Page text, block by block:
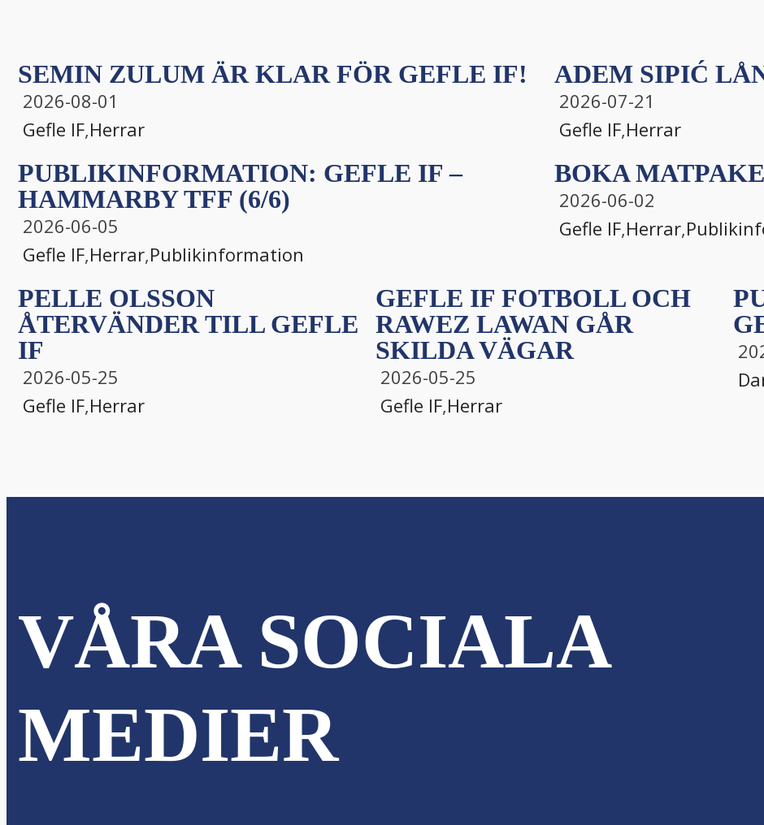
SEMIN ZULUM ÄR KLAR FÖR GEFLE IF!
2026-08-01
Gefle IF,Herrar
ADEM SIPIĆ
2026-07-21
Gefle IF,Herrar
PUBLIKINFORMATION: GEFLE IF –
HAMMARBY TFF (6/6)
2026-06-05
Gefle IF,Herrar,Publikinformation
BOKA
2026-06-02
Gefle IF,Herrar,
PELLE OLSSON
ÅTERVÄNDER TILL GEFLE
IF
2026-05-25
Gefle IF,Herrar
GEFLE IF FOTBOLL OCH
RAWEZ LAWAN GÅR
SKILDA VÄGAR
2026-05-25
Gefle IF,Herrar
VÅRA SOCIALA
MEDIER